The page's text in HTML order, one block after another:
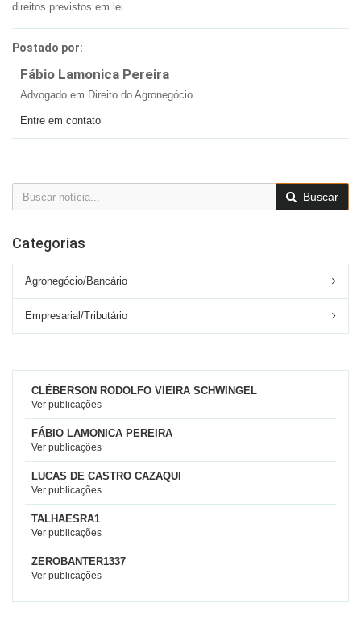
direitos previstos em lei.
Postado por:
Fábio Lamonica Pereira
Advogado em Direito do Agronegócio
Entre em contato
Buscar
Categorias
Agronegócio/Bancário
Empresarial/Tributário
CLÉBERSON RODOLFO VIEIRA SCHWINGEL
Ver publicações
FÁBIO LAMONICA PEREIRA
Ver publicações
LUCAS DE CASTRO CAZAQUI
Ver publicações
TALHAESRA1
Ver publicações
ZEROBANTER1337
Ver publicações